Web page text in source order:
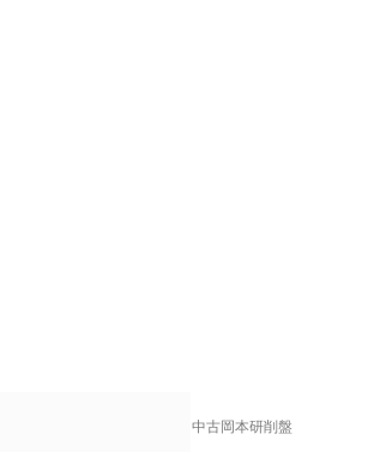
中古岡本研削盤